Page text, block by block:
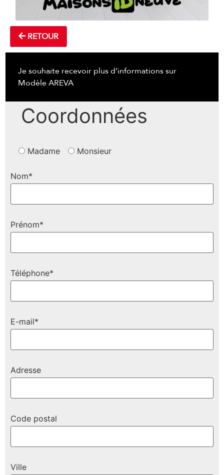
RETOUR
Je souhaite recevoir plus d’informations sur
Modèle AREVA
Coordonnées
Madame Monsieur
Nom*
Prénom*
Téléphone*
E-mail*
Adresse
Code postal
Ville